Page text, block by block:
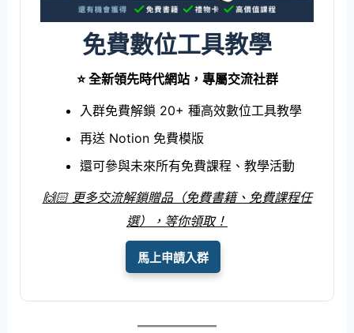
免費數位工具教學
⭐️ 全新領先時代網站，專屬交流社群
入群免費解鎖 20+ 種高效數位工具教學
再送 Notion 免費模版
還可參與未來所有免費課程、教學活動
🙌🏻 更多交流解鎖贈品（免費書籍、免費課程任
選），等你領取！
馬上申請入群